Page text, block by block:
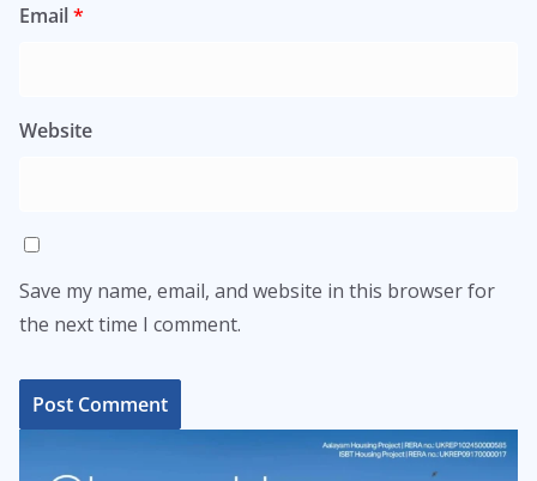
Email*
Website
Save my name, email, and website in this browser for
the next time I comment.